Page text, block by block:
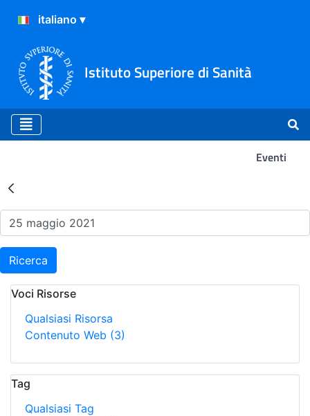
Istituto Superiore di Sanità
Eventi
Risultati della Ricerca -
Ricerca
Voci Risorse
Qualsiasi Risorsa
Contenuto Web (3)
Tag
Qualsiasi Tag